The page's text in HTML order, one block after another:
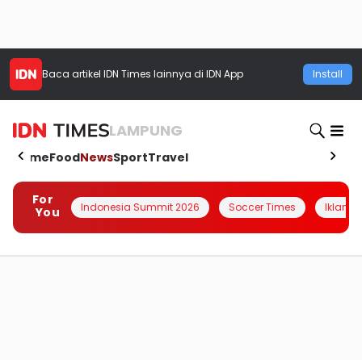
Baca artikel IDN Times lainnya di IDN App Install
LAMPUNG
HomeFoodNewsSportTravel
For
You
Indonesia Summit 2026 Soccer Times Iklanin